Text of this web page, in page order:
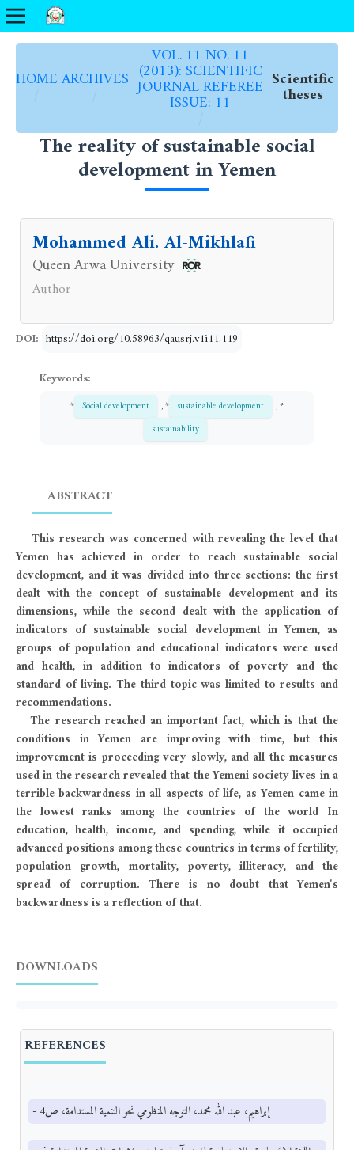
HOME
/
ARCHIVES
/
VOL. 11 NO. 11
(2013): SCIENTIFIC
JOURNAL REFEREE
ISSUE: 11
/
Scientific
theses
The reality of sustainable social
development in Yemen
Mohammed Ali. Al-Mikhlafi
Queen Arwa University
Author
DOI: https://doi.org/10.58963/qausrj.v1i11.119
Keywords:
* Social development , * sustainable development
, *
sustainability
ABSTRACT
This research was concerned with revealing the level that
Yemen has achieved in order to reach sustainable social
development, and it was divided into three sections: the first
dealt with the concept of sustainable development and its
dimensions, while the second dealt with the application of
indicators of sustainable social development in Yemen, as
groups of population and educational indicators were used
and health, in addition to indicators of poverty and the
standard of living. The third topic was limited to results and
recommendations.
The research reached an important fact, which is that the
conditions in Yemen are improving with time, but this
improvement is proceeding very slowly, and all the measures
used in the research revealed that the Yemeni society lives in a
terrible backwardness in all aspects of life, as Yemen came in
the lowest ranks among the countries of the world In
education, health, income, and spending, while it occupied
advanced positions among these countries in terms of fertility,
population growth, mortality, poverty, illiteracy, and the
spread of corruption. There is no doubt that Yemen's
backwardness is a reflection of that.
DOWNLOADS
REFERENCES
- إبراهيم، عبد الله محمد، التوجه المنظومي نحو التنمية المستدامة، ص4